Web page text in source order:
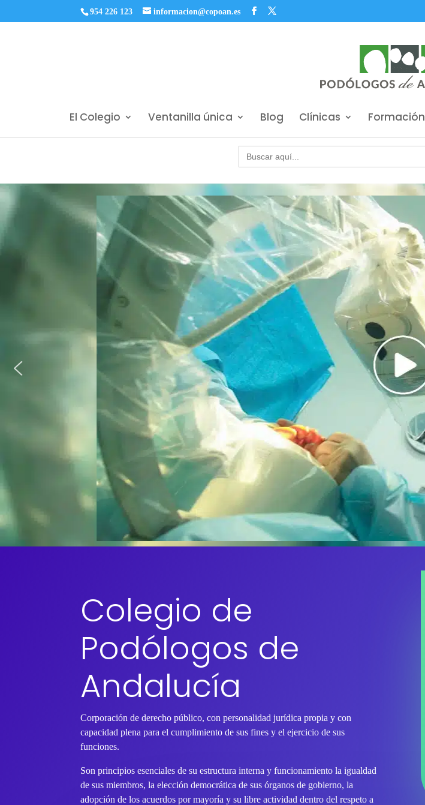
954 226 123 informacion@copoan.es
El Colegio Ventanilla única Blog Clínicas Formación
Buscar:
Colegio de
Podólogos de
Andalucía
Corporación de derecho público, con personalidad jurídica propia y con
capacidad plena para el cumplimiento de sus fines y el ejercicio de sus
funciones.
Son principios esenciales de su estructura interna y funcionamiento la igualdad
de sus miembros, la elección democrática de sus órganos de gobierno, la
adopción de los acuerdos por mayoría y su libre actividad dentro del respeto a